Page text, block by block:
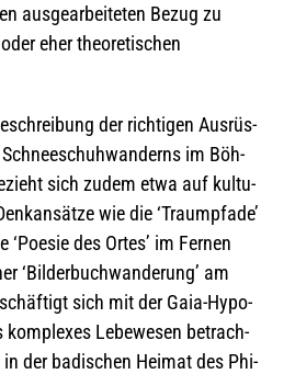
aus­ge­ar­bei­te­ten Bezug zu
eher theo­re­ti­schen
der rich­ti­gen Aus­rüs­
im Böh­
sich zudem etwa auf kul­tu­
wie die ‘Traum­pfade’
des Ortes’ im Fer­nen
‘Bil­der­buch­wan­de­rung’ am
sich mit der Gaia-Hypo­
kom­ple­xes Lebe­we­sen betrach­
der badi­schen Hei­mat des Phi­